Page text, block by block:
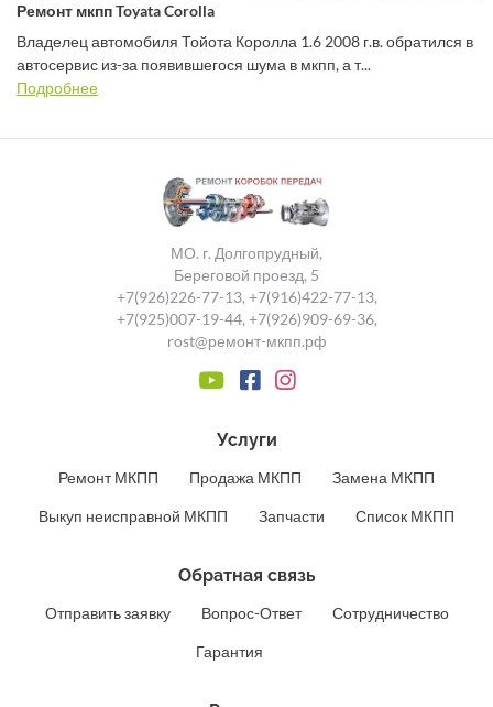
Ремонт мкпп Toyata Corolla
Владелец автомобиля Тойота Королла 1.6 2008 г.в. обратился в
автосервис из-за появившегося шума в мкпп, а т...
Подробнее
МО. г. Долгопрудный,
Береговой проезд, 5
+7(926)226-77-13, +7(916)422-77-13,
+7(925)007-19-44, +7(926)909-69-36,
rost@ремонт-мкпп.рф
Услуги
Ремонт МКПП Продажа МКПП Замена МКПП
Выкуп неисправной МКПП Запчасти Список МКПП
Обратная связь
Отправить заявку Вопрос-Ответ Сотрудничество
Гарантия